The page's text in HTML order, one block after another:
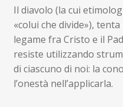
Il diavolo (la cui
«colui che divide»),
legame fra Cristo e il
resiste utilizzando
di ciascuno di noi: la
l’onestà nell’applicarla.